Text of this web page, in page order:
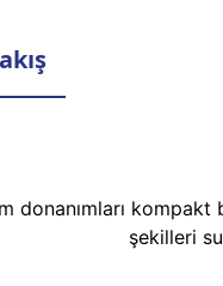
donanımları
şekilleri